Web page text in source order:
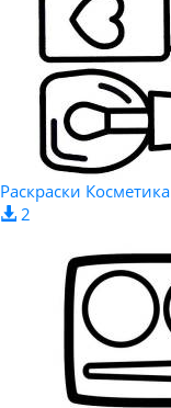
Раскраски Косметика
2